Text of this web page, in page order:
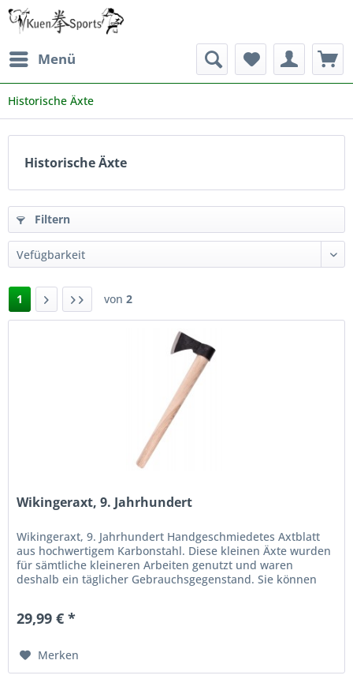
Menü
Historische Äxte
Historische Äxte
Filtern
1 von 2
Wikingeraxt, 9. Jahrhundert
Wikingeraxt, 9. Jahrhundert Handgeschmiedetes Axtblatt
aus hochwertigem Karbonstahl. Diese kleinen Äxte wurden
für sämtliche kleineren Arbeiten genutzt und waren
deshalb ein täglicher Gebrauchsgegenstand. Sie können
29,99 € *
Merken